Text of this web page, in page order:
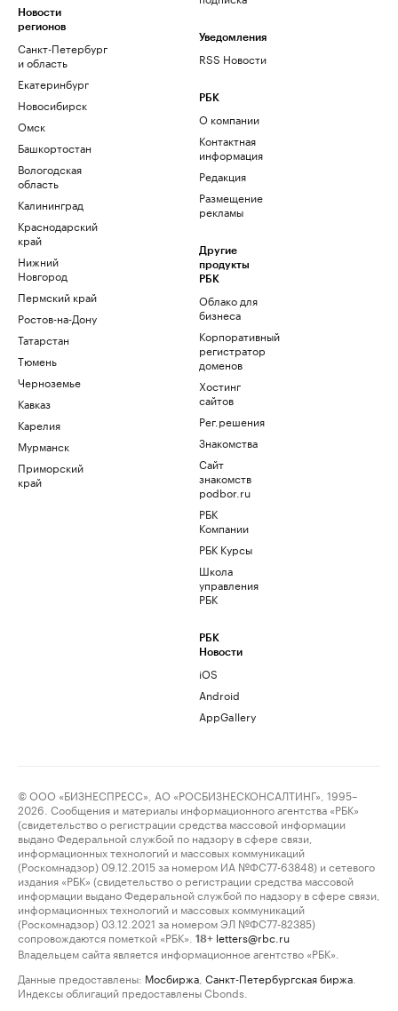
Новости
регионов
Санкт-Петербург
и область
Екатеринбург
Новосибирск
Омск
Башкортостан
Вологодская
область
Калининград
Краснодарский
край
Нижний
Новгород
Пермский край
Ростов-на-Дону
Татарстан
Тюмень
Черноземье
Кавказ
Карелия
Мурманск
Приморский
край
Уведомления
RSS Новости
РБК
О компании
Контактная
информация
Редакция
Размещение
рекламы
Другие
продукты
РБК
Облако для
бизнеса
Корпоративный
регистратор
доменов
Хостинг
сайтов
Рег.решения
Знакомства
Сайт
знакомств
podbor.ru
РБК
Компании
РБК Курсы
Школа
управления
РБК
РБК
Новости
iOS
Android
AppGallery
© ООО «БИЗНЕСПРЕСС», АО «РОСБИЗНЕСКОНСАЛТИНГ», 1995–
2026. Сообщения и материалы информационного агентства «РБК»
(свидетельство о регистрации средства массовой информации
выдано Федеральной службой по надзору в сфере связи,
информационных технологий и массовых коммуникаций
(Роскомнадзор) 09.12.2015 за номером ИА №ФС77-63848) и сетевого
издания «РБК» (свидетельство о регистрации средства массовой
информации выдано Федеральной службой по надзору в сфере связи,
информационных технологий и массовых коммуникаций
(Роскомнадзор) 03.12.2021 за номером ЭЛ №ФС77-82385)
сопровождаются пометкой «РБК».
18+ letters@rbc.ru
Владельцем сайта является информационное агентство «РБК».
Данные предоставлены: Мосбиржа Санкт-Петербургская биржа
Индексы облигаций предоставлены Cbonds.